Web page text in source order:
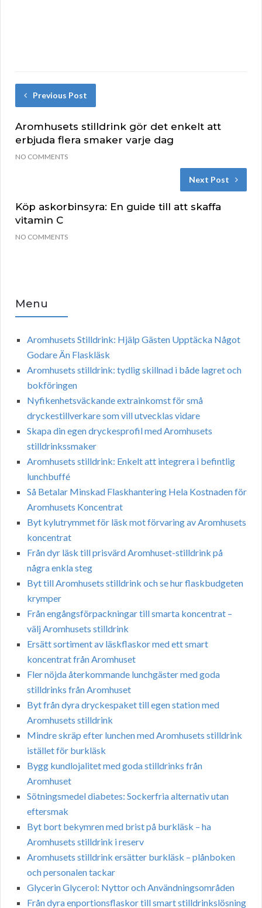
Previous Post
Aromhusets stilldrink gör det enkelt att
erbjuda flera smaker varje dag
NO COMMENTS
Next Post
Köp askorbinsyra: En guide till att skaffa
vitamin C
NO COMMENTS
Menu
Aromhusets Stilldrink: Hjälp Gästen Upptäcka Något
Godare Än Flaskläsk
Aromhusets stilldrink: tydlig skillnad i både lagret och
bokföringen
Nyfikenhetsväckande extrainkomst för små
dryckestillverkare som vill utvecklas vidare
Skapa din egen dryckesprofil med Aromhusets
stilldrinkssmaker
Aromhusets stilldrink: Enkelt att integrera i befintlig
lunchbuffé
Så Betalar Minskad Flaskhantering Hela Kostnaden för
Aromhusets Koncentrat
Byt kylutrymmet för läsk mot förvaring av Aromhusets
koncentrat
Från dyr läsk till prisvärd Aromhuset-stilldrink på
några enkla steg
Byt till Aromhusets stilldrink och se hur flaskbudgeten
krymper
Från engångsförpackningar till smarta koncentrat –
välj Aromhusets stilldrink
Ersätt sortiment av läskflaskor med ett smart
koncentrat från Aromhuset
Fler nöjda återkommande lunchgäster med goda
stilldrinks från Aromhuset
Byt från dyra dryckespaket till egen station med
Aromhusets stilldrink
Mindre skräp efter lunchen med Aromhusets stilldrink
istället för burkläsk
Bygg kundlojalitet med goda stilldrinks från
Aromhuset
Sötningsmedel diabetes: Sockerfria alternativ utan
eftersmak
Byt bort bekymren med brist på burkläsk – ha
Aromhusets stilldrink i reserv
Aromhusets stilldrink ersätter burkläsk – plånboken
och personalen tackar
Glycerin Glycerol: Nyttor och Användningsområden
Från dyra enportionsflaskor till smart stilldrinkslösning